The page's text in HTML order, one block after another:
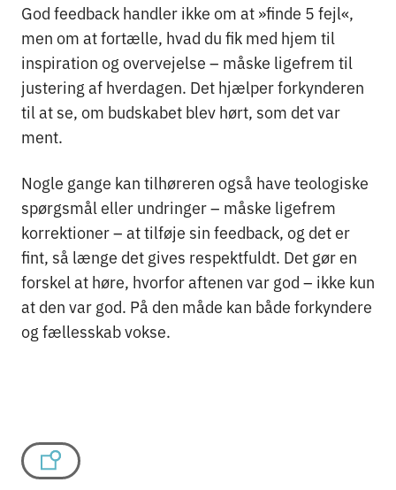
God feedback handler ikke om at »finde 5 fejl«,
men om at fortælle, hvad du fik med hjem til
inspiration og overvejelse – måske ligefrem til
justering af hverdagen. Det hjælper forkynderen
til at se, om budskabet blev hørt, som det var
ment.
Nogle gange kan tilhøreren også have teologiske
spørgsmål eller undringer – måske ligefrem
korrektioner – at tilføje sin feedback, og det er
fint, så længe det gives respektfuldt. Det gør en
forskel at høre, hvorfor aftenen var god – ikke kun
at den var god. På den måde kan både forkyndere
og fællesskab vokse.